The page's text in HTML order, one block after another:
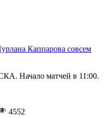
Каппарова совсем
Начало матчей в 11:00.
4552